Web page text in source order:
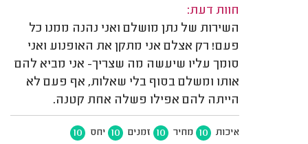
חוות דעת:
השירות של נתן מושלם ואני נהנה ממנו כל
פעם! רק אצלם אני מתקן את האופנוע ואני
סומך עליו שיעשה מה שצריך- אני מביא להם
אותו ומשלם בסוף בלי שאלות, אף פעם לא
הייתה להם אפילו פשלה אחת קטנה.
איכות 10 מחיר 10 זמנים 10 יחס 10